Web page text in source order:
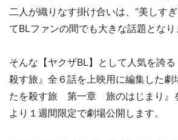
二人が織りなす掛け合いは、“美しす
てBLファンの間でも大きな話題となり
そんな【ヤクザBL】として人気を誇
殺す旅』全６話を上映用に編集した劇
たを殺す旅 第一章 旅のはじまり』
より１週間限定で劇場公開します。